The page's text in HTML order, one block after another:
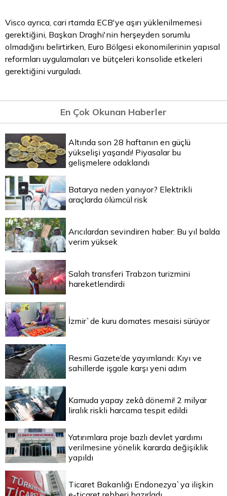
Visco ayrıca, cari rtamda ECB'ye aşırı yüklenilmemesi
gerektiğini, Başkan Draghi'nin herşeyden sorumlu
olmadığını belirtirken, Euro Bölgesi ekonomilerinin yapısal
reformları uygulamaları ve bütçeleri konsolide etkeleri
gerektiğini vurguladı.
En Çok Okunan Haberler
Altında son 28 haftanın en güçlü
yükselişi yaşandı! Piyasalar bu
gelişmelere odaklandı
Batarya neden yanıyor? Elektrikli
araçlarda ölümcül risk
Arıcılardan sevindiren haber: Bu yıl balda
verim yüksek
Salah transferi Trabzon turizmini
hareketlendirdi
İzmir`de kuru domates mesaisi sürüyor
Resmi Gazete’de yayımlandı: Kıyı ve
sahillerde işgale karşı yeni adım
Kamuda yapay zekâ dönemi! 2 milyar
liralık riskli harcama tespit edildi
Yatırımlara proje bazlı devlet yardımı
verilmesine yönelik kararda değişiklik
yapıldı
Ticaret Bakanlığı Endonezya`ya ilişkin